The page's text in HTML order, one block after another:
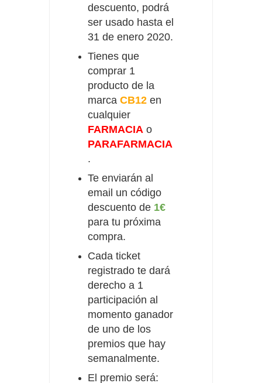
descuento, podrá
ser usado hasta el
31 de enero 2020.
Tienes que
comprar 1
producto de la
marca CB12 en
cualquier
FARMACIA o
PARAFARMACIA
.
Te enviarán al
email un código
descuento de 1€
para tu próxima
compra.
Cada ticket
registrado te dará
derecho a 1
participación al
momento ganador
de uno de los
premios que hay
semanalmente.
El premio será: